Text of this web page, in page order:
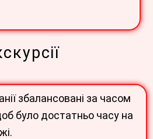
збалансовані за часом
було достатньо часу на